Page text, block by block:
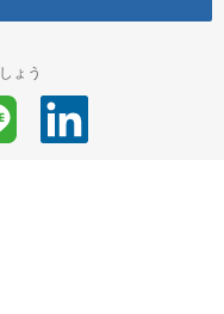
ょう